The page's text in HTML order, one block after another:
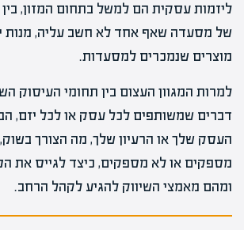
ליזמות עסקית הם למשל בתחום המזון,
של מסעדה שאף אחד לא חשב עליה, מנות
מוצרים שנמכרים למסעדות.
למרות המגוון העצום בין תחומי העיסוק
דברים שמשותפים לכל עסק או לכל יזם,
העסק שלך או הרעיון שלך, מה הצורך
מספקים או לא מספקים, כיצד לגייס את
ומהם מאמצי השיווק להגיע לקהל הרחב.